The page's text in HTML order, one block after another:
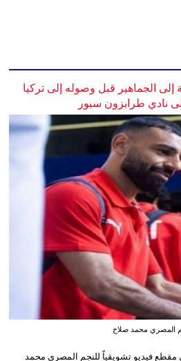
الجماهير قبل وصوله إلى تركيا
نادي طرابزون سبور
المصري محمد صلاح
مقطع فيديو تشويقياً للنجم المصري محمد